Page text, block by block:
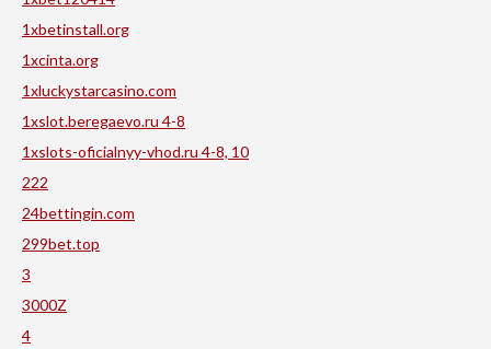
1xbetinstall.org
1xcinta.org
1xluckystarcasino.com
1xslot.beregaevo.ru 4-8
1xslots-oficialnyy-vhod.ru 4-8, 10
222
24bettingin.com
299bet.top
3
3000Z
4